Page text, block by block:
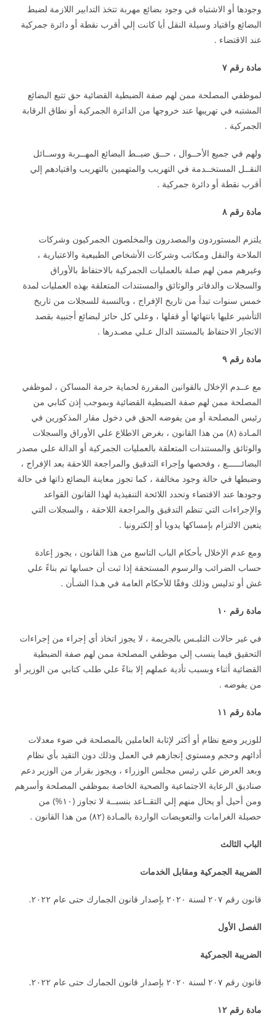
وجودها أو الاشتباه في وجود بضائع مهربة تتخذ التدابير اللازمة لضبط
البضائع واقتياد وسيلة النقل أيا كانت إلي أقرب نقطة أو دائرة جمركية
عند الاقتضاء .
مادة رقم ٧
لموظفي المصلحة ممن لهم صفة الضبطية القضائية حق تتبع البضائع
المشتبه في تهريبها عند خروجها من الدائرة الجمركية أو نطاق الرقابة
الجمركية .
ولهم في جميع الأحــوال ، حــق ضبــط البضائع المهــربة ووســائل
النقــل المستخــدمة في التهريب والمتهمين بالتهريب واقتيادهم إلي
أقرب نقطة أو دائرة جمركية .
مادة رقم ٨
يلتزم المستوردون والمصدرون والمخلصون الجمركيون وشركات
الملاحة والنقل ومكاتب وشركات الأشخاص الطبيعية والاعتبارية ،
وغيرهم ممن لهم صلة بالعمليات الجمركية بالاحتفاظ بالأوراق
والسجلات والدفاتر والوثائق والمستندات المتعلقة بهذه العمليات لمدة
خمس سنوات تبدأ من تاريخ الإفراج ، وبالنسبة للسجلات من تاريخ
التأشير عليها بانتهائها أو قفلها ، وعلي كل حائز لبضائع أجنبية بقصد
الاتجار الاحتفاظ بالمستند الدال عـلي مصـدرها .
مادة رقم ٩
مع عــدم الإخلال بالقوانين المقررة لحماية حرمة المساكن ، لموظفي
المصلحة ممن لهم صفة الضبطية القضائية وبموجب إذن كتابي من
رئيس المصلحة أو من يفوضه الحق في دخول مقار المذكورين في
المـادة (٨) من هذا القانون ، بغرض الاطلاع علي الأوراق والسجلات
والوثائق والمستندات المتعلقة بالعمليات الجمركية أو الدالة علي مصدر
البضائــــــع ، وفحصها وإجراء التدقيق والمراجعة اللاحقة بعد الإفراج ،
وضبطها في حالة وجود مخالفة ، كما تجوز معاينة البضائع ذاتها في حالة
وجودها عند الاقتضاء وتحدد اللائحة التنفيذية لهذا القانون القواعد
والإجراءات التي تنظم التدقيق والمراجعة اللاحقة ، والسجلات التي
يتعين الالتزام بإمساكها يدويا أو إلكترونيا .
ومع عدم الإخلال بأحكام الباب التاسع من هذا القانون ، يجوز إعادة
حساب الضرائب والرسوم المستحقة إذا ثبت أن حسابها تم بناءً علي
غش أو تدليس وذلك وفقًا للأحكام العامة في هـذا الشـأن .
مادة رقم ١٠
في غير حالات التلبـس بالجريمة ، لا يجوز اتخاذ أي إجراء من إجراءات
التحقيق فيما ينسب إلي موظفي المصلحة ممن لهم صفة الضبطية
القضائية أثناء وبسبب تأدية عملهم إلا بناءً علي طلب كتابي من الوزير أو
من يفوضه .
مادة رقم ١١
للوزير وضع نظام أو أكثر لإثابة العاملين بالمصلحة في ضوء معدلات
أدائهم وحجم ومستوي إنجازهم في العمل وذلك دون التقيد بأي نظام
وبعد العرض علي رئيس مجلس الوزراء ، ويجوز بقرار من الوزير دعم
صناديق الرعاية الاجتماعية والصحية الخاصة بموظفي المصلحة وأسرهم
ومن أحيل أو يحال منهم إلي التقــاعد بنسبــة لا تجاوز (١٠%) من
حصيلة الغرامات والتعويضات الواردة بالمـادة (٨٢) من هذا القانون .
الباب الثالث
الضريبة الجمركية ومقابل الخدمات
قانون رقم ٢٠٧ لسنة ٢٠٢٠ بإصدار قانون الجمارك حتى عام ٢٠٢٢.
الفصل الأول
الضريبة الجمركية
قانون رقم ٢٠٧ لسنة ٢٠٢٠ بإصدار قانون الجمارك حتى عام ٢٠٢٢.
مادة رقم ١٢